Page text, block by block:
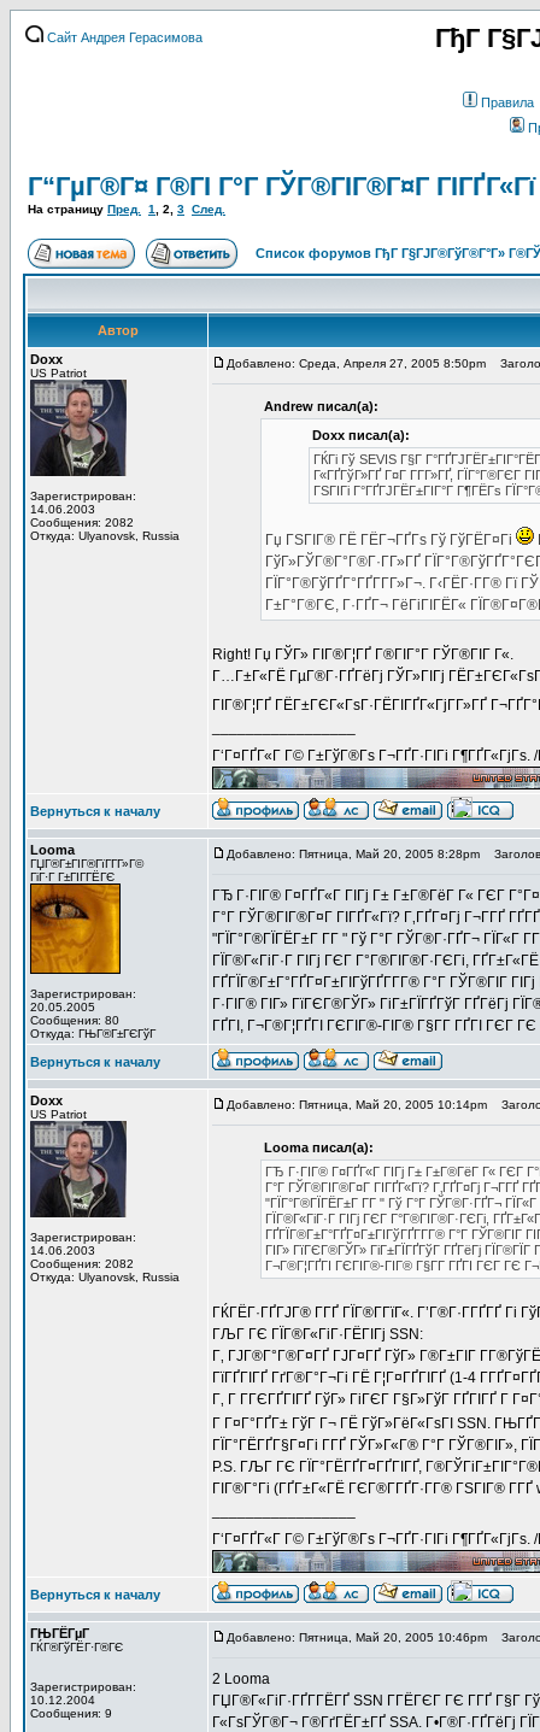
Сайт Андрея Герасимова ГђГ
Правила
Г“ГµГ®Г¤ Г®ГІ Г°Г ГЎГ®ГІГ®Г¤Г ГІГҐГ«Гї
На страницу Пред. 1 2 3 След.
Список форумов ГђГ Г§ГЈГ®ГўГ®Г°Г»
Автор
Doxx
US Patriot
Зарегистрирован:
14.06.2003
Сообщения: 2082
Откуда: Ulyanovsk, Russia
Добавлено: Среда, Апреля 27, 2005 8:50pm
Andrew писал(а):
Doxx писал(а):
ГЌГі Гў SEVIS Г§Г
Г«ГҐГўГ»ГҐ Г¤Г Г­Г­Г»ГҐ, ГЇГ°Г®ГЄГ
ГЅГІГі Г°ГҐГЈГЁГ±ГІГ°Г Г¶ГЁГѕ
Гџ ГЅГІГ® ГЁ ГЁГ¬ГҐГѕ Гў ГўГЁГ¤Гі
ГўГ»ГЎГ®Г°Г®Г·Г­Г»ГҐ
ГЇГ°Г®ГўГҐГ°ГҐГ­Г­Г»Г¬. Г‹ГЁГ·Г­Г® Гї
Г±Г°Г®ГЄ, Г·ГҐГ¬ ГёГіГІГЁГ«
Right! Гџ ГЎГ» ГІГ®Г¦ГҐ Г®ГІГ°Г ГЎГ®ГІГ Г«.
Г…Г±Г«ГЁ ГµГ®Г·ГҐГёГј ГЎГ»ГІГј
ГІГ®Г¦ГҐ ГЁГ±ГЄГ«ГѕГ·ГЁГІГҐГ«ГјГ­Г»ГҐ
Г‘Г¤ГҐГ«Г Г© Г±ГўГ®Гѕ Г¬ГҐГ·ГІГі Г¶ГҐГ«ГјГѕ.
Вернуться к началу
Looma
ГЏГ®Г±ГІГ®ГїГ­Г­Г»Г©
ГіГ·Г Г±ГІГ­ГЁГЄ
Зарегистрирован:
20.05.2005
Сообщения: 80
Откуда: ГЊГ®Г±ГЄГўГ
Добавлено: Пятница, Май 20, 2005 8:28pm
ГЂ Г·ГІГ® Г¤ГҐГ«Г ГІГј Г± Г±Г®ГёГ Г« ГЄГ
Г°Г ГЎГ®ГІГ®Г¤Г ГІГҐГ«Гї? Г‚ГҐГ¤Гј Г¬Г­ГҐ
"ГЇГ°Г®ГЇГЁГ±Г Г­Г " Гў Г°Г ГЎГ®Г·ГҐГ¬ ГЇГ«Г
ГЇГ®Г«ГіГ·Г ГІГј ГЄГ Г°Г®ГІГ®Г·ГЄГі,
ГҐГЇГ®Г±Г°ГҐГ¤Г±ГІГўГҐГ­Г­Г® Г°Г ГЎГ®ГІГ
Г·ГІГ® ГІГ» ГїГЄГ®ГЎГ» ГіГ±ГЇГҐГўГ ГҐГёГј
ГҐГІ, Г¬Г®Г¦ГҐГІ ГЄГІГ®-ГІГ® Г§Г­Г ГҐГІ ГЄГ
Вернуться к началу
Doxx
US Patriot
Зарегистрирован:
14.06.2003
Сообщения: 2082
Откуда: Ulyanovsk, Russia
Добавлено: Пятница, Май 20, 2005 10:14pm
Looma писал(а):
ГЂ Г·ГІГ® Г¤ГҐГ«Г ГІГј Г± Г±Г®ГёГ Г« ГЄГ
Г°Г ГЎГ®ГІГ®Г¤Г ГІГҐГ«Гї? Г‚ГҐГ¤Гј Г¬Г­ГҐ
"ГЇГ°Г®ГЇГЁГ±Г Г­Г " Гў Г°Г ГЎГ®Г·ГҐГ¬
ГЇГ®Г«ГіГ·Г ГІГј ГЄГ Г°Г®ГІГ®Г·ГЄГі,
ГҐГЇГ®Г±Г°ГҐГ¤Г±ГІГўГҐГ­Г­Г® Г°Г ГЎГ®ГІГ
ГІГ» ГїГЄГ®ГЎГ» ГіГ±ГЇГҐГўГ ГҐГёГј
Г¬Г®Г¦ГҐГІ ГЄГІГ®-ГІГ® Г§Г­Г ГҐГІ ГЄГ ГЄ
ГЌГЁГ·ГҐГЈГ® Г­ГҐ ГЇГ®Г­ГїГ«. Г’Г®Г·Г­ГҐГҐ Гі
ГЉГ ГЄ ГЇГ®Г«ГіГ·ГЁГІГј SSN:
Г‚ ГЈГ®Г°Г®Г¤ГҐ ГЈГ¤ГҐ ГўГ» Г®Г±ГІГ
ГїГҐГІГҐ ГґГ®Г°Г¬Гі ГЁ Г¦Г¤ГҐГІГҐ (1-4
Г‚ Г Г­ГЄГҐГІГҐ ГўГ» ГіГЄГ Г§Г»ГўГ ГҐГІГҐ Г
Г Г¤Г°ГҐГ± ГўГ Г¬ ГЁ ГўГ»ГёГ«ГѕГІ SSN.
ГЇГ°ГЁГҐГ§Г¤Гі Г­ГҐ ГЎГ»Г«Г® Г°Г ГЎГ®ГІГ»,
P.S. ГЉГ ГЄ ГЇГ°ГЁГҐГ¤ГҐГІГҐ,
ГІГ®Г°Гі (ГҐГ±Г«ГЁ ГЄГ®Г­ГҐГ·Г­Г® ГЅГІГ®
Г‘Г¤ГҐГ«Г Г© Г±ГўГ®Гѕ Г¬ГҐГ·ГІГі Г¶ГҐГ«ГјГѕ.
Вернуться к началу
ГЊГЁГµГ
ГЌГ®ГўГЁГ·Г®ГЄ
Зарегистрирован:
10.12.2004
Сообщения: 9
Добавлено: Пятница, Май 20, 2005 10:46pm
2 Looma
ГЏГ®Г«ГіГ·ГҐГ­ГЁГҐ SSN Г­ГЁГЄГ ГЄ Г­ГҐ Г§Г
Г«ГѕГЎГ®Г¬ Г®ГґГЁГ±ГҐ SSA. Г•Г®Г·ГҐГёГј